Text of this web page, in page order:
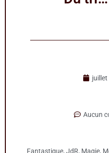
juillet
Aucun
Fantastique, JdR, Magie,